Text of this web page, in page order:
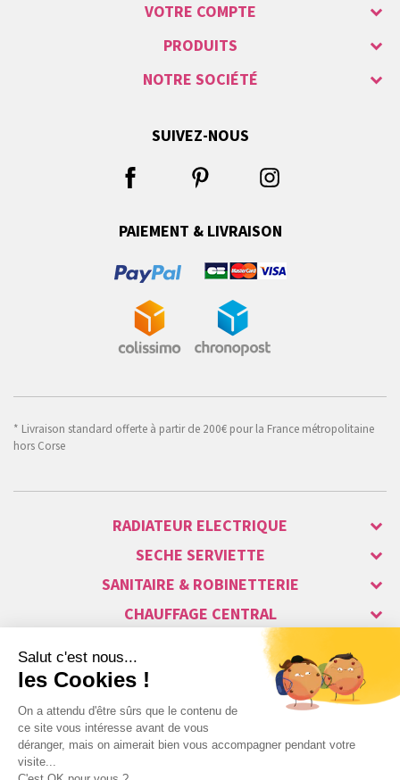
VOTRE COMPTE
PRODUITS
NOTRE SOCIÉTÉ
SUIVEZ-NOUS
PAIEMENT & LIVRAISON
* Livraison standard offerte à partir de 200€ pour la France métropolitaine
hors Corse
RADIATEUR ELECTRIQUE
SECHE SERVIETTE
SANITAIRE & ROBINETTERIE
CHAUFFAGE CENTRAL
ALARME & SÉCURITÉ
MAISON CONNECTÉE
VISIOPHONE & INTERPHONE
LUMINAIRES & ECLAIRAGE